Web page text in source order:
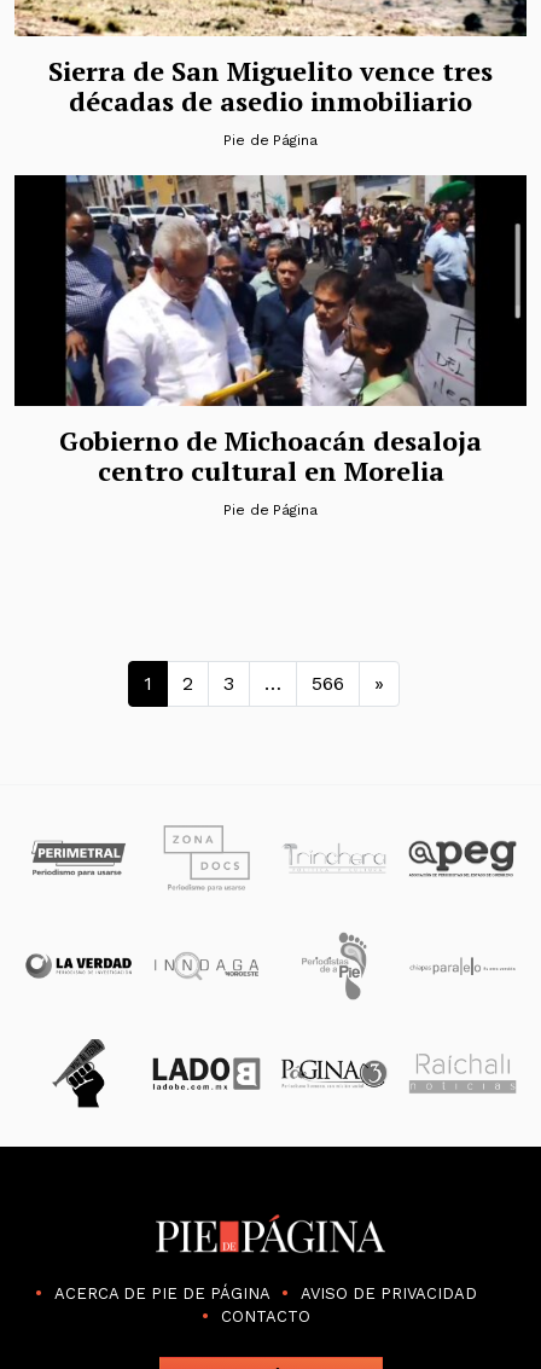
Sierra de San Miguelito vence tres
décadas de asedio inmobiliario
Pie de Página
Gobierno de Michoacán desaloja
centro cultural en Morelia
Pie de Página
Navegación de entradas
1 2 3 … 566 »
ACERCA DE PIE DE PÁGINA
AVISO DE PRIVACIDAD
CONTACTO